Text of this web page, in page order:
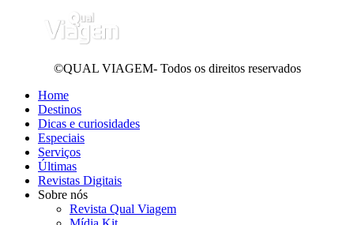
©QUAL VIAGEM- Todos os direitos reservados
Home
Destinos
Dicas e curiosidades
Especiais
Serviços
Últimas
Revistas Digitais
Sobre nós
Revista Qual Viagem